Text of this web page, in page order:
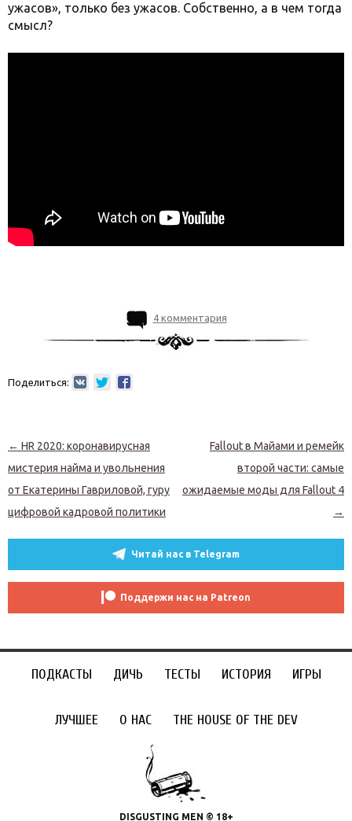
ужасов», только без ужасов. Собственно, а в чем тогда
смысл?
4 комментария
Поделиться:
Навигация по записям
← HR 2020: коронавирусная
мистерия найма и увольнения
от Екатерины Гавриловой, гуру
цифровой кадровой политики
Fallout в Майами и ремейк
второй части: самые
ожидаемые моды для Fallout 4
→
Читай нас в Telegram
Поддержи нас на Patreon
ПОДКАСТЫ ДИЧЬ ТЕСТЫ ИСТОРИЯ ИГРЫ
ЛУЧШЕЕ О НАС THE HOUSE OF THE DEV
DISGUSTING MEN © 18+